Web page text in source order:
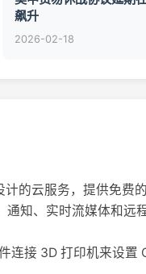
飙升
2026-02-18
的云服务，提供免费
知、实时流媒体和远
连接 3D 打印机来设